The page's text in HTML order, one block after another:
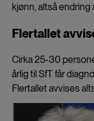
kjønn, altså
Flertallet
Cirka 25-30
årlig til SfT får
Flertallet avvises